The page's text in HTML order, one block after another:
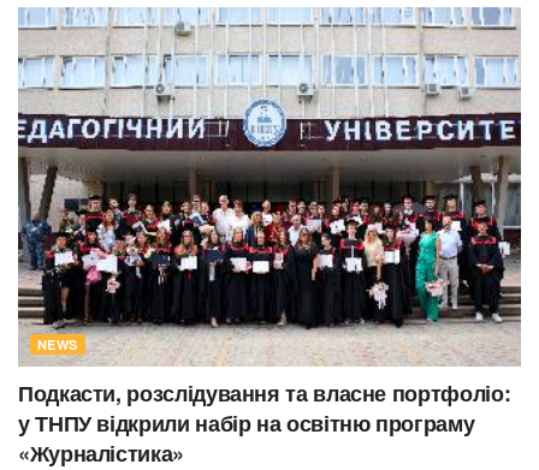
NEWS
Подкасти, розслідування та власне портфоліо:
у ТНПУ відкрили набір на освітню програму
«Журналістика»